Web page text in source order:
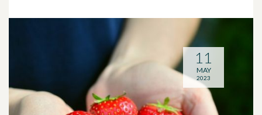
11
MAY
2023